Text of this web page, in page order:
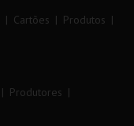
Cartões
Produtos
Produtores